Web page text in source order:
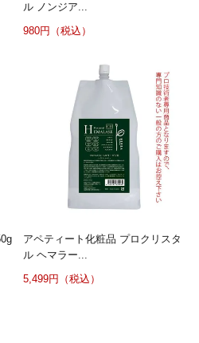
ル ノンジア...
980円（税込）
アペティート化粧品 プロクリスタ
ル ヘマラー...
5,499円（税込）